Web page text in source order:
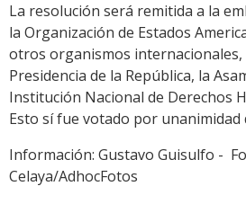
La resolución será remitida a la
la Organización de Estados
otros organismos internacionales,
Presidencia de la República, la
Institución Nacional de Derechos
Esto sí fue votado por unanimidad
Información: Gustavo Guisulfo -
Celaya/AdhocFotos